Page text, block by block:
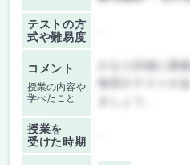
テストの方
式や難易度
コメント
授業の内容や
学べたこと
かなり詳細に講
毎回小テストが
授業を
受けた時期